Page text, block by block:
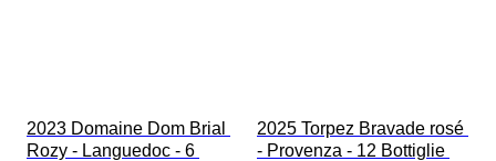
2023 Domaine Dom Brial
Rozy - Languedoc - 6
2025 Torpez Bravade rosé
- Provenza - 12 Bottiglie